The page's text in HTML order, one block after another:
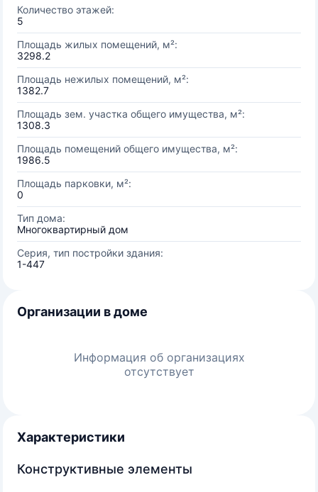
Количество этажей:
5
Площадь жилых помещений, м²:
3298.2
Площадь нежилых помещений, м²:
1382.7
Площадь зем. участка общего имущества, м²:
1308.3
Площадь помещений общего имущества, м²:
1986.5
Площадь парковки, м²:
0
Тип дома:
Многоквартирный дом
Серия, тип постройки здания:
1-447
Организации в доме
Информация об организациях
отсутствует
Характеристики
Конструктивные элементы